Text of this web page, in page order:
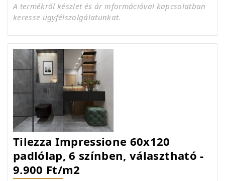
A termékről készlet és ár információval kapcsolatban
keresse ügyfélszolgálatunkat.
Tilezza Impressione 60x120
padlólap, 6 színben, választható -
9.900 Ft/m2